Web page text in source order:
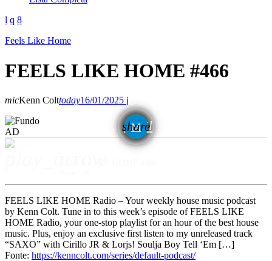
Feels Like Home
FEELS LIKE HOME #466
micKenn Colttoday16/01/2025
share
email
AD
FEELS LIKE HOME Radio – Your weekly house music podcast
by Kenn Colt. Tune in to this week’s episode of FEELS LIKE
HOME Radio, your one-stop playlist for an hour of the best house
music. Plus, enjoy an exclusive first listen to my unreleased track
“SAXO” with Cirillo JR & Lorjs! Soulja Boy Tell ‘Em […]
Fonte: https://kenncolt.com/series/default-podcast/